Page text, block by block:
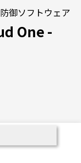
御ソフトウェア
One -